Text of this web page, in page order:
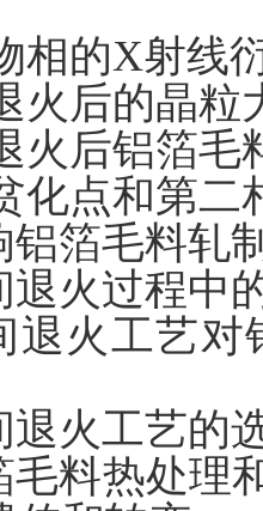
相的X射线
火后的晶粒
火后铝箔毛
化点和第
铝箔毛料轧
退火过程中
退火工艺
退火工艺的
毛料热处理